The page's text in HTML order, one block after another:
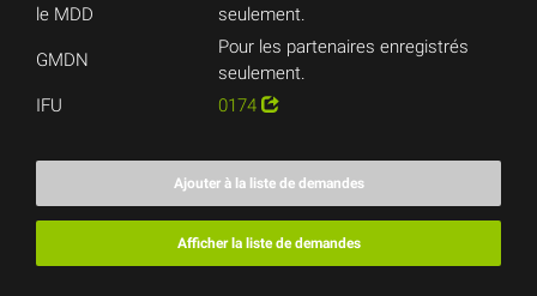
le MDD
seulement.
GMDN
Pour les partenaires enregistrés
seulement.
IFU
0174
Ajouter à la liste de demandes
Afficher la liste de demandes